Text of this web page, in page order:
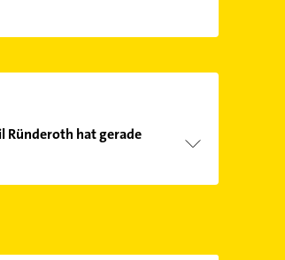
Ründeroth hat gerade
beachten Sie, dass diese an